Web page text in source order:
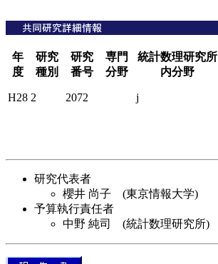
年
度
研究
種別
研究
番号
専門
分野
統計数理研究所
内分野
H28 2 2072 j
研究代表者
櫻井 尚子 (東京情報大学)
予算執行責任者
中野 純司 (統計数理研究所)